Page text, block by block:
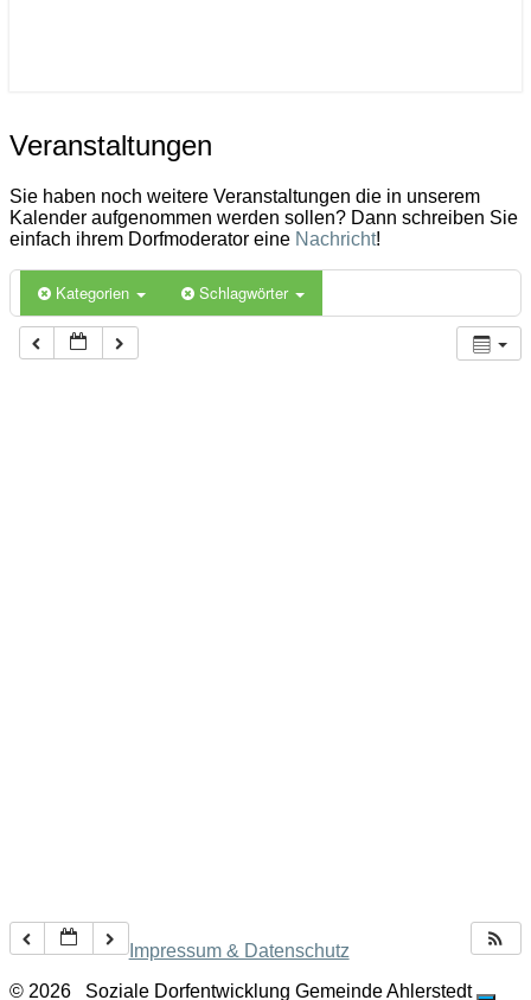
Veranstaltungen
Veranstaltungen
Sie haben noch weitere Veranstaltungen die in unserem
Kalender aufgenommen werden sollen? Dann schreiben Sie
einfach ihrem Dorfmoderator eine Nachricht!
Kategorien Schlagwörter
Impressum & Datenschutz
© 2026
Soziale Dorfentwicklung Gemeinde Ahlerstedt